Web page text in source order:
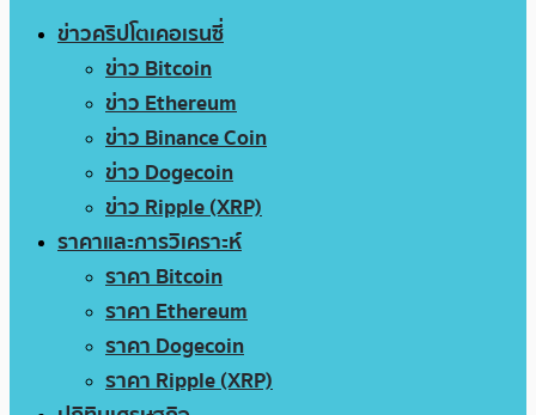
ข่าวคริปโตเคอเรนซี่
ข่าว Bitcoin
ข่าว Ethereum
ข่าว Binance Coin
ข่าว Dogecoin
ข่าว Ripple (XRP)
ราคาและการวิเคราะห์
ราคา Bitcoin
ราคา Ethereum
ราคา Dogecoin
ราคา Ripple (XRP)